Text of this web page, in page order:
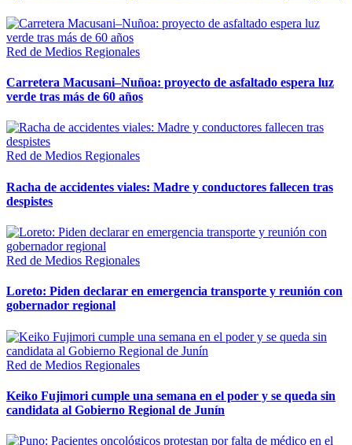
Red de Medios Regionales
Carretera Macusani–Nuñoa: proyecto de asfaltado espera luz
verde tras más de 60 años
Red de Medios Regionales
Racha de accidentes viales: Madre y conductores fallecen tras
despistes
Red de Medios Regionales
Loreto: Piden declarar en emergencia transporte y reunión con
gobernador regional
Red de Medios Regionales
Keiko Fujimori cumple una semana en el poder y se queda sin
candidata al Gobierno Regional de Junín